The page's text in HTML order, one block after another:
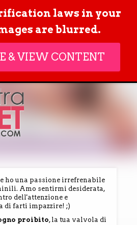
e ho una passione irrefrenabile
Amo sentirmi desiderata,
dell'attenzione e
di farti impazzire! ;)
proibito, la tua valvola di
laws in your
are blurred.
& VIEW CONTENT